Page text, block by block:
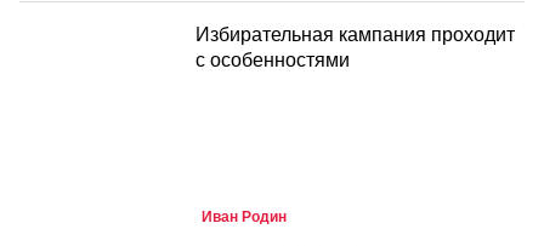
Избирательная кампания проходит
с особенностями
Иван Родин